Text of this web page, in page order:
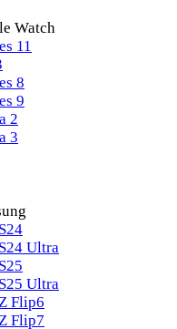
Watch
11
8
9
2
3
Ultra
Ultra
Flip6
Flip7